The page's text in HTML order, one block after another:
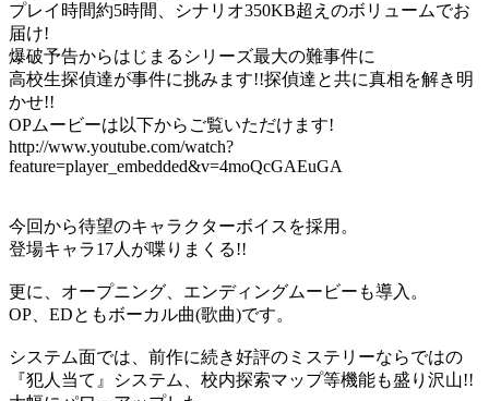
プレイ時間約5時間、シナリオ350KB超えのボリュームでお
届け!
爆破予告からはじまるシリーズ最大の難事件に
高校生探偵達が事件に挑みます!!探偵達と共に真相を解き明
かせ!!
OPムービーは以下からご覧いただけます!
http://www.youtube.com/watch?
feature=player_embedded&v=4moQcGAEuGA
今回から待望のキャラクターボイスを採用。
登場キャラ17人が喋りまくる!!
更に、オープニング、エンディングムービーも導入。
OP、EDともボーカル曲(歌曲)です。
システム面では、前作に続き好評のミステリーならではの
『犯人当て』システム、校内探索マップ等機能も盛り沢山!!